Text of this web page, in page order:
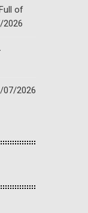
of
2026
07/2026